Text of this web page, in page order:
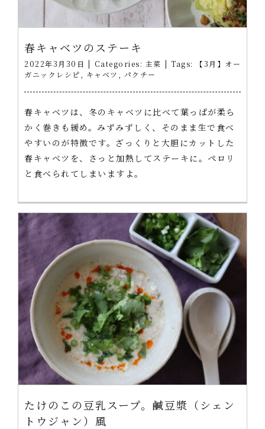
春キャベツのステーキ
2022年3月30日 | Categories: 主菜 | Tags:
【3月】オー
ガニックレシピ
キャベツ パクチー
春キャベツは、冬のキャベツに比べて葉っぱが柔ら
かく巻きも緩め。みずみずしく、そのまま生で食べ
やすいのが特徴です。ざっくりと大胆にカットした
春キャベツを、さっと加熱してステーキに。ペロリ
と食べられてしまいますよ。
たけのこの豆乳スープ。鹹豆漿（シェン
トウジャン）風